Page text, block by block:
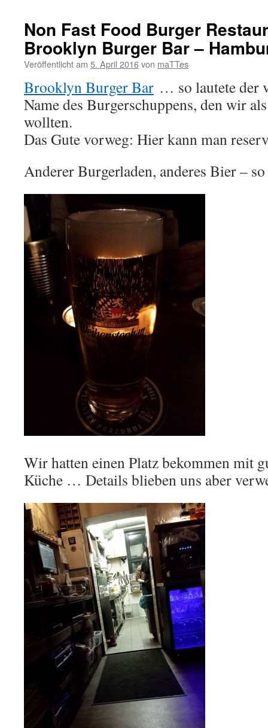
Non Fast Food Burger
Brooklyn Burger Bar –
Veröffentlicht am 5. April 2016von maTTes
Brooklyn Burger Bar … so lautete der
Name des Burgerschuppens, den wir
wollten.
Das Gute vorweg: Hier kann man
Anderer Burgerladen, anderes Bier –
Wir hatten einen Platz bekommen mit
Küche … Details blieben uns aber